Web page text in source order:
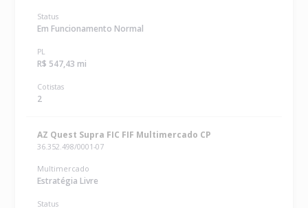
Status
Em Funcionamento Normal
PL
R$ 547,43 mi
Cotistas
2
AZ Quest Supra FIC FIF Multimercado CP
36.352.498/0001-07
Multimercado
Estratégia Livre
Status